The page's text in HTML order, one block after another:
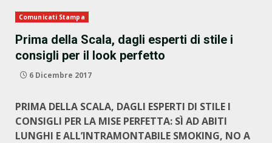
Comunicati Stampa
Prima della Scala, dagli esperti di stile i
consigli per il look perfetto
6 Dicembre 2017
PRIMA DELLA SCALA, DAGLI ESPERTI DI STILE I
CONSIGLI PER LA MISE PERFETTA: SÌ AD ABITI
LUNGHI E ALL’INTRAMONTABILE SMOKING, NO A